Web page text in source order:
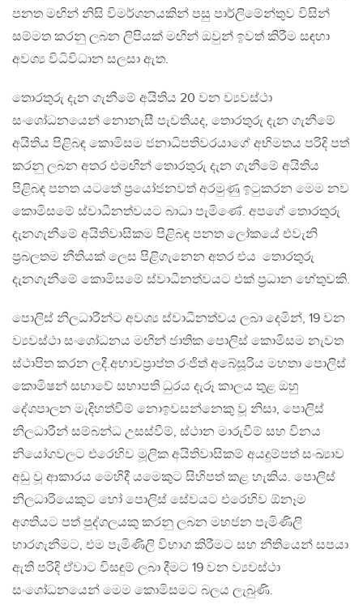
පනත මඟින් නිසි විමර්ශනයකින් පසු පාර්ලිමේන්තුව විසින්
සම්මත කරනු ලබන ලිපියක් මඟින් ඔවුන් ඉවත් කිරීම සඳහා
අවශ්‍ය විධිවිධාන සලසා ඇත.
තොරතුරු දැන ගැනීමේ අයිතිය 20 වන ව්‍යවස්ථා
සංශෝධනයෙන් නොනැසී පැවතියද, තොරතුරු දැන ගැනීමේ
අයිතිය පිළිබඳ කොමිසම ජනාධිපතිවරයාගේ අභිමතය පරිදි පත්
කරනු ලබන අතර එමඟින් තොරතුරු දැන ගැනීමේ අයිතිය
පිළිබඳ පනත යටතේ ප්‍රයෝජනවත් අරමුණු ඉටුකරන මෙම නව
කොමිසමේ ස්වාධීනත්වයට බාධා පැමිණේ. අපගේ තොරතුරු
දැනගැනීමේ අයිතිවාසිකම පිළිබඳ පනත ලෝකයේ එවැනි
ප්‍රබලතම නීතියක් ලෙස පිළිගැනෙන අතර එය තොරතුරු
දැනගැනීමේ කොමිසමේ ස්වාධීනත්වයට එක් ප්‍රධාන හේතුවකි.
පොලිස් නිලධාරීන්ට අවශ්‍ය ස්වාධීනත්වය ලබා දෙමින්, 19 වන
ව්‍යවස්ථා සංශෝධනය මඟින් ජාතික පොලිස් කොමිසම නැවත
ස්ථාපිත කරන ලදී.අභාවප්‍රාප්ත රංජිත් අබේසූරිය මහතා පොලිස්
කොමිෂන් සභාවේ සභාපති ධුරය දැරූ කාලය තුළ ඔහු
දේශපාලන මැදිහත්වීම් නොඉවසන්නෙකු වූ නිසා, පොලිස්
නිලධාරීන් සම්බන්ධ උසස්වීම්, ස්ථාන මාරුවීම් සහ විනය
නියෝගවලට එරෙහිව මූලික අයිතිවාසිකම් අයදුම්පත් සංඛ්‍යාව
අඩු වූ ආකාරය මෙහිදී යමෙකුට සිහිපත් කළ හැකිය. පොලිස්
නිලධාරියෙකුට හෝ පොලිස් සේවයට එරෙහිව ඕනෑම
අගතියට පත් පුද්ගලයකු කරනු ලබන මහජන පැමිණිලි
භාරගැනීමට, එම පැමිණිලි විභාග කිරීමට සහ නීතියෙන් සපයා
ඇති පරිදි ඒවාට විසඳුම් ලබා දීමට 19 වන ව්‍යවස්ථා
සංශෝධනයෙන් මෙම කොමිසමට බලය ලැබුණි.